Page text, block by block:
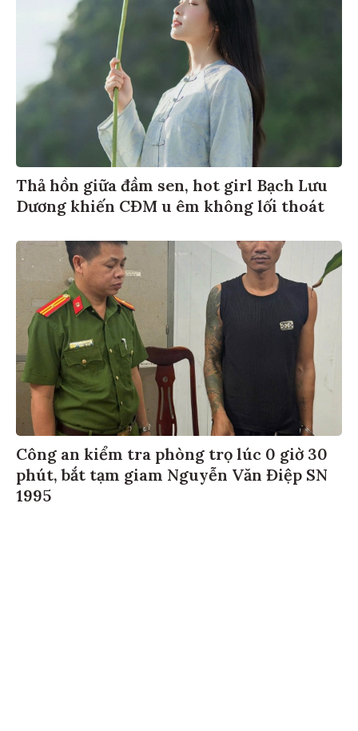
Thả hồn giữa đầm sen, hot girl Bạch Lưu
Dương khiến CĐM u êm không lối thoát
Công an kiểm tra phòng trọ lúc 0 giờ 30
phút, bắt tạm giam Nguyễn Văn Điệp SN
1995